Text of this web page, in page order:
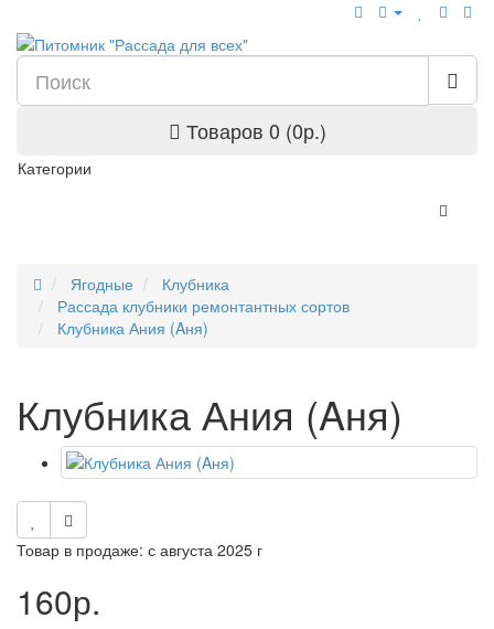
Товаров 0 (0р.)
Категории
Ягодные
Клубника
Рассада клубники ремонтантных сортов
Клубника Ания (Aня)
Клубника Ания (Aня)
Товар в продаже: с августа 2025 г
160р.